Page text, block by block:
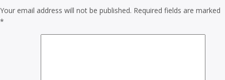
Your email address will not be published. Required fields are marked
*